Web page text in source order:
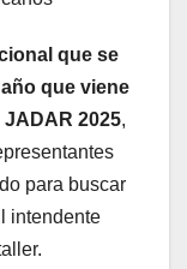
que se
que viene
2025,
para buscar
intendente